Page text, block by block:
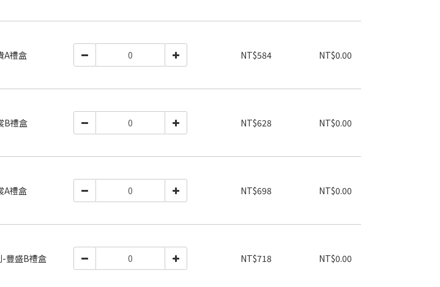
A禮盒 NT$584 NT$0.00
B禮盒 NT$628 NT$0.00
A禮盒 NT$698 NT$0.00
-豐盛B禮盒 NT$718 NT$0.00